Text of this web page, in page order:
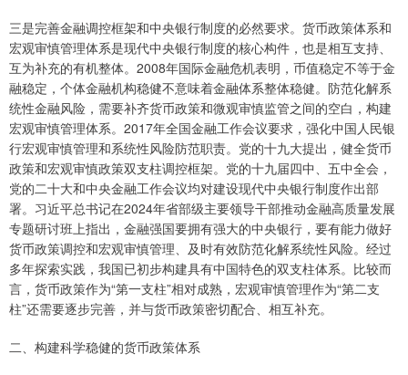
三是完善金融调控框架和中央银行制度的必然要求。货币政策体系和
宏观审慎管理体系是现代中央银行制度的核心构件，也是相互支持、
互为补充的有机整体。2008年国际金融危机表明，币值稳定不等于金
融稳定，个体金融机构稳健不意味着金融体系整体稳健。防范化解系
统性金融风险，需要补齐货币政策和微观审慎监管之间的空白，构建
宏观审慎管理体系。2017年全国金融工作会议要求，强化中国人民银
行宏观审慎管理和系统性风险防范职责。党的十九大提出，健全货币
政策和宏观审慎政策双支柱调控框架。党的十九届四中、五中全会，
党的二十大和中央金融工作会议均对建设现代中央银行制度作出部
署。习近平总书记在2024年省部级主要领导干部推动金融高质量发展
专题研讨班上指出，金融强国要拥有强大的中央银行，要有能力做好
货币政策调控和宏观审慎管理、及时有效防范化解系统性风险。经过
多年探索实践，我国已初步构建具有中国特色的双支柱体系。比较而
言，货币政策作为“第一支柱”相对成熟，宏观审慎管理作为“第二支
柱”还需要逐步完善，并与货币政策密切配合、相互补充。
二、构建科学稳健的货币政策体系